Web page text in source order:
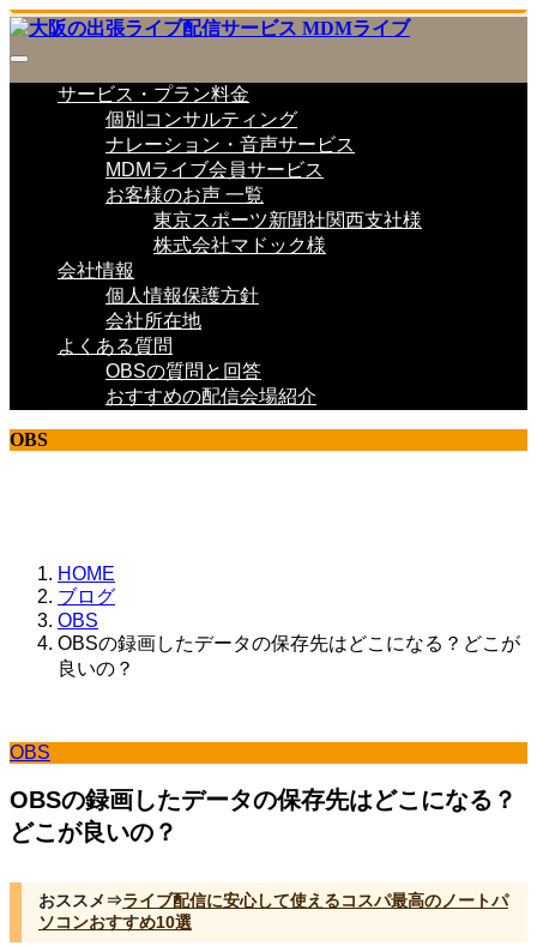
サービス・プラン料金
個別コンサルティング
ナレーション・音声サービス
MDMライブ会員サービス
お客様のお声 一覧
東京スポーツ新聞社関西支社様
株式会社マドック様
会社情報
個人情報保護方針
会社所在地
よくある質問
OBSの質問と回答
おすすめの配信会場紹介
OBS
HOME
ブログ
OBS
OBSの録画したデータの保存先はどこになる？どこが
良いの？
OBS
OBSの録画したデータの保存先はどこになる？
どこが良いの？
おススメ⇒ライブ配信に安心して使えるコスパ最高のノートパ
ソコンおすすめ10選